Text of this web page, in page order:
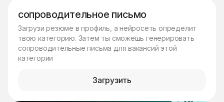
сопроводительное письмо
Загрузи резюме в профиль, а нейросеть определит
твою категорию. Затем ты сможешь генерировать
сопроводительные письма для вакансий этой
категории
Загрузить